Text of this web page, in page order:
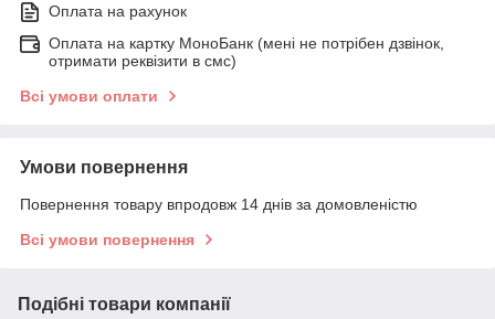
Оплата на рахунок
Оплата на картку МоноБанк (мені не потрібен дзвінок,
отримати реквізити в смс)
Всі умови оплати
Умови повернення
Повернення товару впродовж 14 днів за домовленістю
Всі умови повернення
Подібні товари компанії